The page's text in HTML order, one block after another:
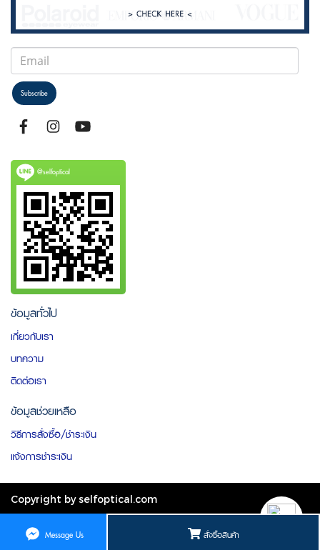
สั่งซื้อสินค้า
Message Us
Subscribe
@selfoptical
ข้อมูลทั่วไป
เกี่ยวกับเรา
บทความ
ติดต่อเรา
ข้อมูลช่วยเหลือ
วิธีการสั่งซื้อ/ชำระเงิน
แจ้งการชำระเงิน
Copyright by selfoptical.com
3,102